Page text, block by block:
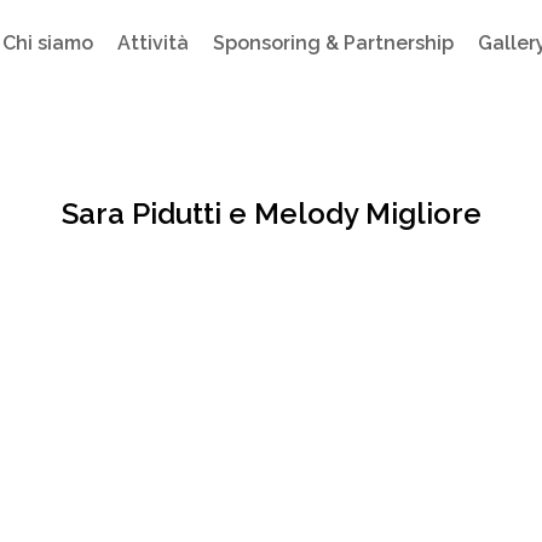
Chi siamo Attività Sponsoring & Partnership
Sara Pidutti e Melody Migliore